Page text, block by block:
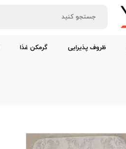
ظروف پذیرایی گرمکن غذا